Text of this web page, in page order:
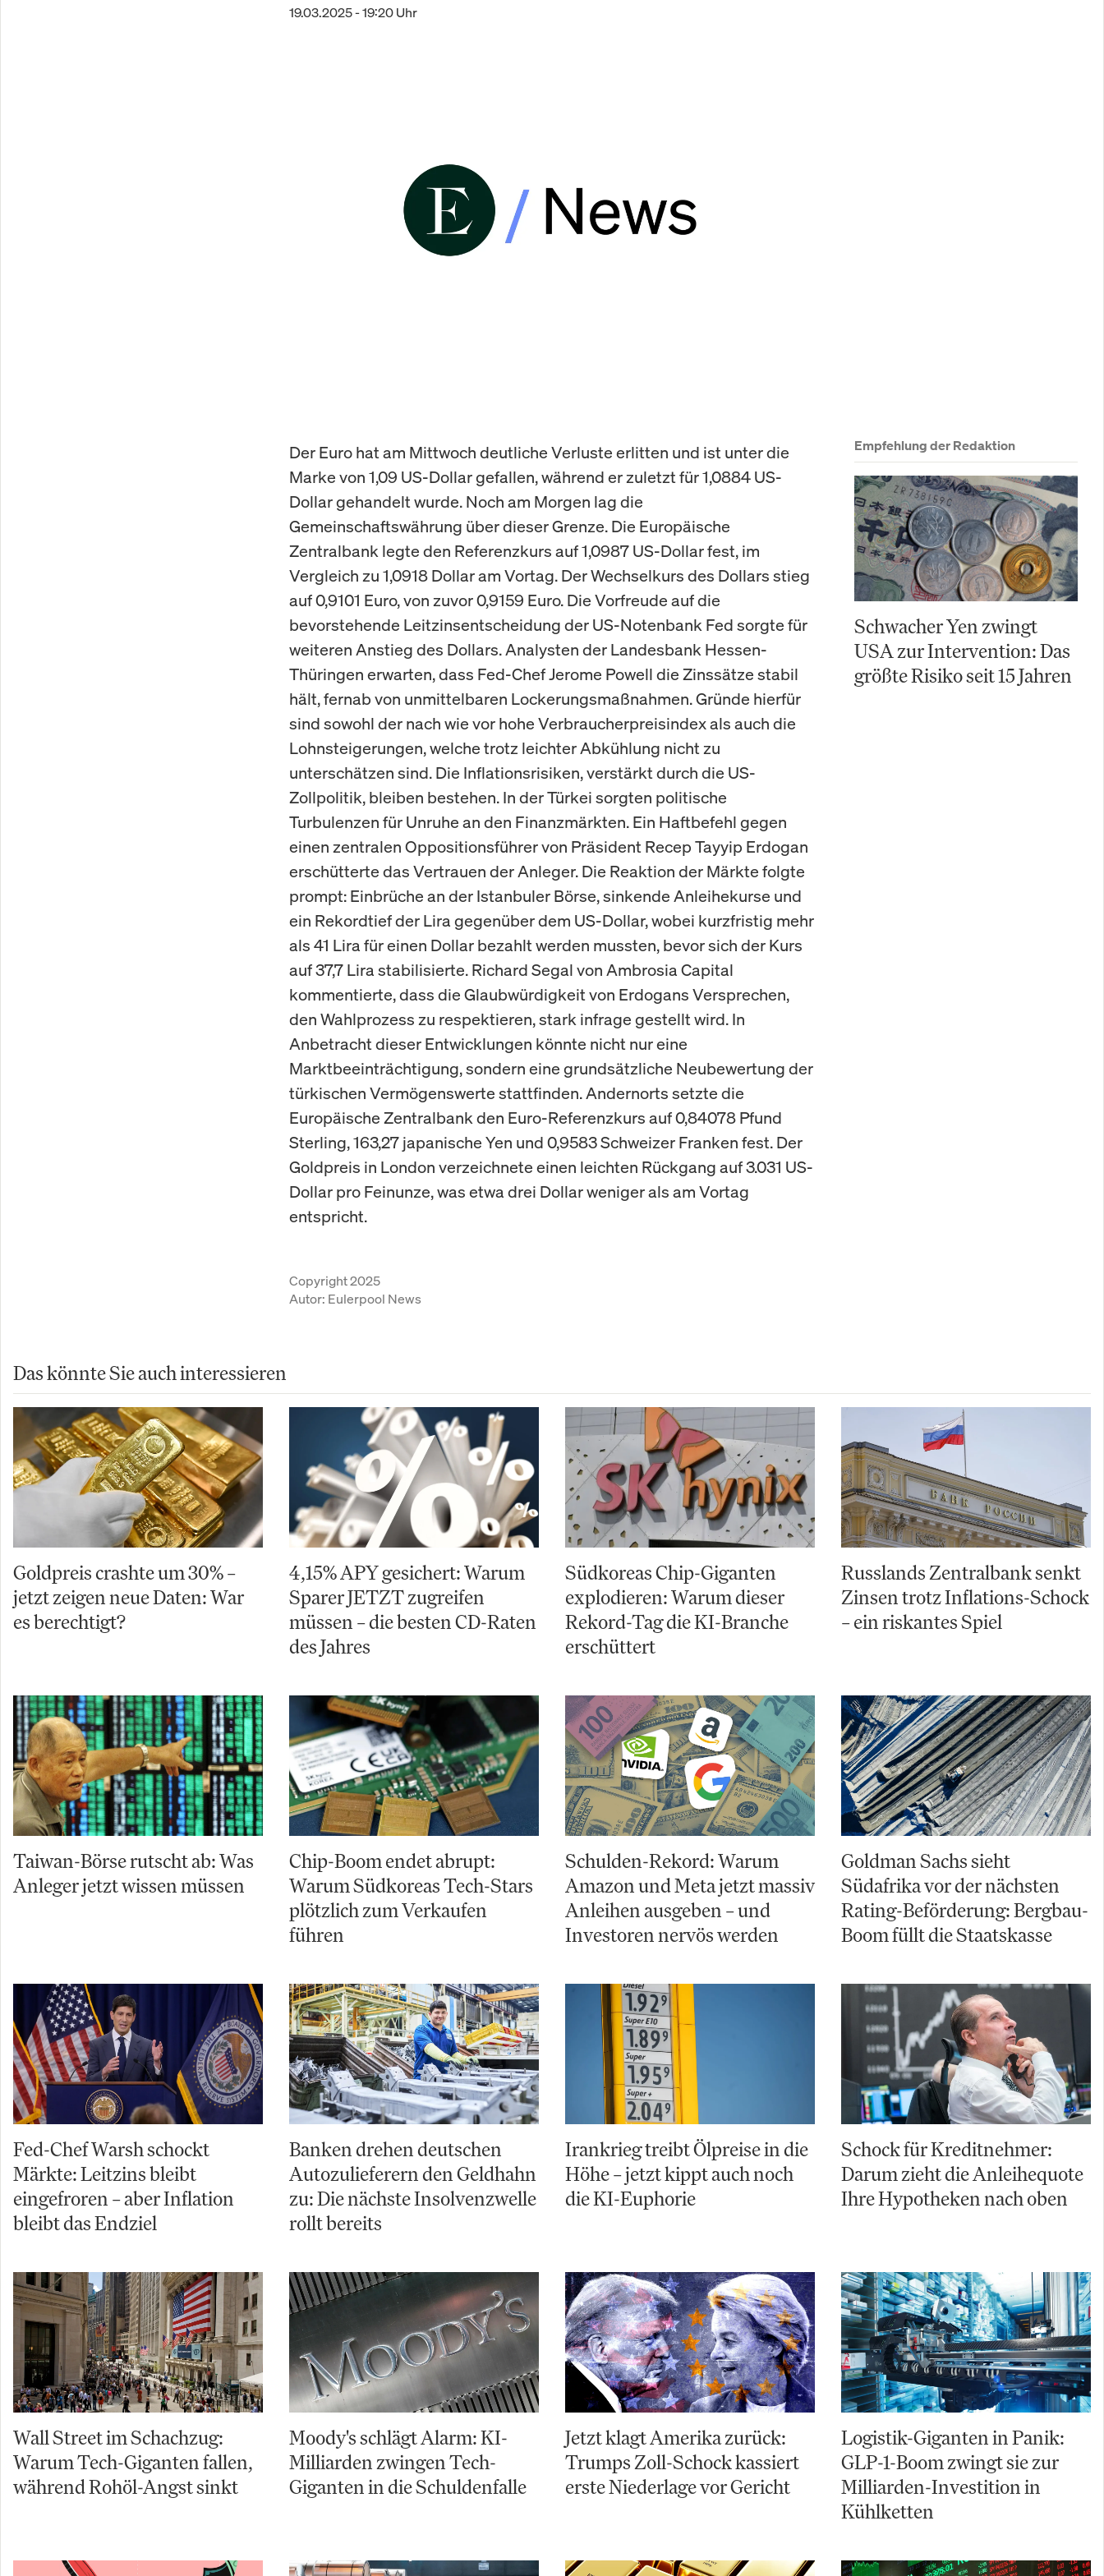
19.03.2025 - 19:20 Uhr
Der Euro hat am Mittwoch deutliche Verluste erlitten und ist unter die
Marke von 1,09 US-Dollar gefallen, während er zuletzt für 1,0884 US-
Dollar gehandelt wurde. Noch am Morgen lag die
Gemeinschaftswährung über dieser Grenze. Die Europäische
Zentralbank legte den Referenzkurs auf 1,0987 US-Dollar fest, im
Vergleich zu 1,0918 Dollar am Vortag. Der Wechselkurs des Dollars stieg
auf 0,9101 Euro, von zuvor 0,9159 Euro. Die Vorfreude auf die
bevorstehende Leitzinsentscheidung der US-Notenbank Fed sorgte für
weiteren Anstieg des Dollars. Analysten der Landesbank Hessen-
Thüringen erwarten, dass Fed-Chef Jerome Powell die Zinssätze stabil
hält, fernab von unmittelbaren Lockerungsmaßnahmen. Gründe hierfür
sind sowohl der nach wie vor hohe Verbraucherpreisindex als auch die
Lohnsteigerungen, welche trotz leichter Abkühlung nicht zu
unterschätzen sind. Die Inflationsrisiken, verstärkt durch die US-
Zollpolitik, bleiben bestehen. In der Türkei sorgten politische
Turbulenzen für Unruhe an den Finanzmärkten. Ein Haftbefehl gegen
einen zentralen Oppositionsführer von Präsident Recep Tayyip Erdogan
erschütterte das Vertrauen der Anleger. Die Reaktion der Märkte folgte
prompt: Einbrüche an der Istanbuler Börse, sinkende Anleihekurse und
ein Rekordtief der Lira gegenüber dem US-Dollar, wobei kurzfristig mehr
als 41 Lira für einen Dollar bezahlt werden mussten, bevor sich der Kurs
auf 37,7 Lira stabilisierte. Richard Segal von Ambrosia Capital
kommentierte, dass die Glaubwürdigkeit von Erdogans Versprechen,
den Wahlprozess zu respektieren, stark infrage gestellt wird. In
Anbetracht dieser Entwicklungen könnte nicht nur eine
Marktbeeinträchtigung, sondern eine grundsätzliche Neubewertung der
türkischen Vermögenswerte stattfinden. Andernorts setzte die
Europäische Zentralbank den Euro-Referenzkurs auf 0,84078 Pfund
Sterling, 163,27 japanische Yen und 0,9583 Schweizer Franken fest. Der
Goldpreis in London verzeichnete einen leichten Rückgang auf 3.031 US-
Dollar pro Feinunze, was etwa drei Dollar weniger als am Vortag
entspricht.
Copyright 2025
Autor: Eulerpool News
Empfehlung der Redaktion
Schwacher Yen zwingt
USA zur Intervention: Das
größte Risiko seit 15 Jahren
Das könnte Sie auch interessieren
Goldpreis crashte um 30% –
jetzt zeigen neue Daten: War
es berechtigt?
4,15% APY gesichert: Warum
Sparer JETZT zugreifen
müssen – die besten CD-Raten
des Jahres
Südkoreas Chip-Giganten
explodieren: Warum dieser
Rekord-Tag die KI-Branche
erschüttert
Russlands Zentralbank senkt
Zinsen trotz Inflations-Schock
– ein riskantes Spiel
Taiwan-Börse rutscht ab: Was
Anleger jetzt wissen müssen
Chip-Boom endet abrupt:
Warum Südkoreas Tech-Stars
plötzlich zum Verkaufen
führen
Schulden-Rekord: Warum
Amazon und Meta jetzt massiv
Anleihen ausgeben – und
Investoren nervös werden
Goldman Sachs sieht
Südafrika vor der nächsten
Rating-Beförderung: Bergbau-
Boom füllt die Staatskasse
Fed-Chef Warsh schockt
Märkte: Leitzins bleibt
eingefroren – aber Inflation
bleibt das Endziel
Banken drehen deutschen
Autozulieferern den Geldhahn
zu: Die nächste Insolvenzwelle
rollt bereits
Irankrieg treibt Ölpreise in die
Höhe – jetzt kippt auch noch
die KI-Euphorie
Schock für Kreditnehmer:
Darum zieht die Anleihequote
Ihre Hypotheken nach oben
Wall Street im Schachzug:
Warum Tech-Giganten fallen,
während Rohöl-Angst sinkt
Moody's schlägt Alarm: KI-
Milliarden zwingen Tech-
Giganten in die Schuldenfalle
Jetzt klagt Amerika zurück:
Trumps Zoll-Schock kassiert
erste Niederlage vor Gericht
Logistik-Giganten in Panik:
GLP-1-Boom zwingt sie zur
Milliarden-Investition in
Kühlketten